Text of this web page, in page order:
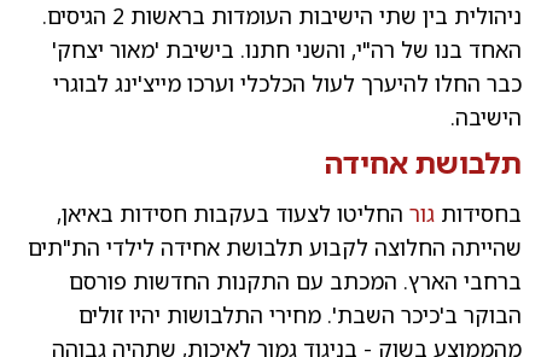
ניהולית בין שתי הישיבות העומדות בראשות 2 הגיסים.
האחד בנו של רה"י, והשני חתנו. בישיבת 'מאור יצחק'
כבר החלו להיערך לעול הכלכלי וערכו מייצ'ינג לבוגרי
הישיבה.
תלבושת אחידה
בחסידות גור החליטו לצעוד בעקבות חסידות באיאן,
שהייתה החלוצה לקבוע תלבושת אחידה לילדי הת"תים
ברחבי הארץ. המכתב עם התקנות החדשות פורסם
הבוקר ב'כיכר השבת'. מחירי התלבושות יהיו זולים
מהממוצע בשוק - בניגוד גמור לאיכות, שתהיה גבוהה